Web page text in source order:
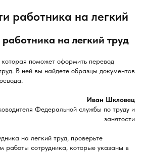
работника на легкий
на легкий труд
которая поможет оформить перевод
В ней вы найдете образцы документов
Иван Шкловец
Федеральной службы по труду и
занятости
на легкий труд, проверьте
работы сотрудника, которые указаны в